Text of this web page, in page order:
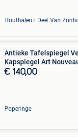
Antieke Tafelspiegel
Kapspiegel Art
€ 140,00
Poperinge